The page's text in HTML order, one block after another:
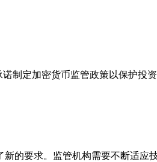
制定加密货币监管政策以保护投
的要求。监管机构需要不断适应